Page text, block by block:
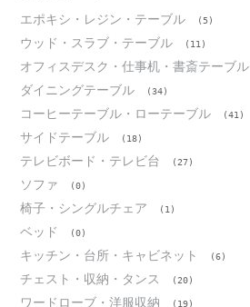
エポキシ・レジン・テーブル (5)
ウッド・スラブ・テーブル (11)
オフィスデスク・仕事机・書斎テーブル
ダイニングテーブル (34)
コーヒーテーブル・ローテーブル (41)
サイドテーブル (18)
テレビボード・テレビ台 (27)
ソファ (0)
椅子・シングルチェア (1)
ベッド (0)
キッチン・台所・キャビネット (6)
チェスト・収納・タンス (20)
ワードローブ・洋服収納 (19)